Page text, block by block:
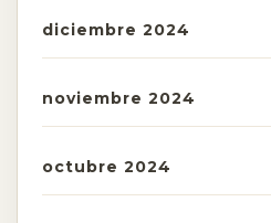
diciembre 2024
noviembre 2024
octubre 2024